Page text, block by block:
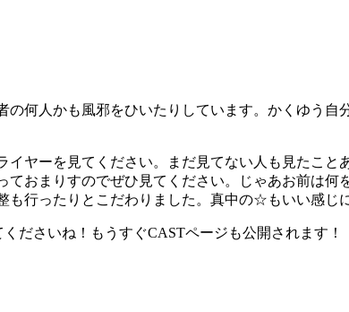
何人かも風邪をひいたりしています。かくゆう
ヤーを見てください。まだ見てない人も見たこ
おまりすのでぜひ見てください。じゃあお前は
も行ったりとこだわりました。真中の☆もいい感じ
ださいね！もうすぐCASTページも公開されます！